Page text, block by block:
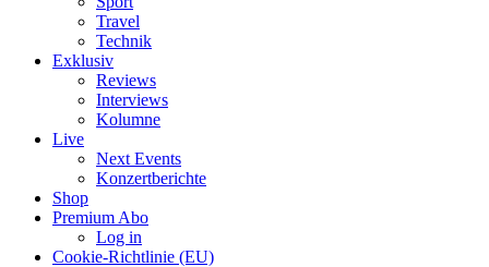
Travel
Technik
Exklusiv
Reviews
Interviews
Kolumne
Live
Next Events
Konzertberichte
Shop
Premium Abo
Log in
Cookie-Richtlinie (EU)